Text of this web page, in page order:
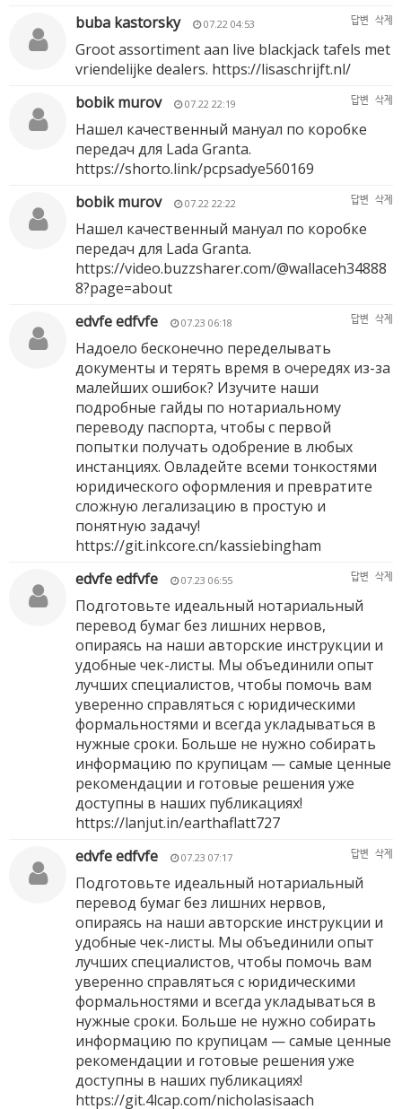
buba kastorsky
07.22 04:53 답변 삭제
Groot assortiment aan live blackjack tafels met
vriendelijke dealers. https://lisaschrijft.nl/
bobik murov
07.22 22:19 답변 삭제
Нашел качественный мануал по коробке
передач для Lada Granta.
https://shorto.link/pcpsadye560169
bobik murov
07.22 22:22 답변 삭제
Нашел качественный мануал по коробке
передач для Lada Granta.
https://video.buzzsharer.com/@wallaceh34888
8?page=about
edvfe edfvfe
07.23 06:18 답변 삭제
Надоело бесконечно переделывать
документы и терять время в очередях из-за
малейших ошибок? Изучите наши
подробные гайды по нотариальному
переводу паспорта, чтобы с первой
попытки получать одобрение в любых
инстанциях. Овладейте всеми тонкостями
юридического оформления и превратите
сложную легализацию в простую и
понятную задачу!
https://git.inkcore.cn/kassiebingham
edvfe edfvfe
07.23 06:55 답변 삭제
Подготовьте идеальный нотариальный
перевод бумаг без лишних нервов,
опираясь на наши авторские инструкции и
удобные чек-листы. Мы объединили опыт
лучших специалистов, чтобы помочь вам
уверенно справляться с юридическими
формальностями и всегда укладываться в
нужные сроки. Больше не нужно собирать
информацию по крупицам — самые ценные
рекомендации и готовые решения уже
доступны в наших публикациях!
https://lanjut.in/earthaflatt727
edvfe edfvfe
07.23 07:17 답변 삭제
Подготовьте идеальный нотариальный
перевод бумаг без лишних нервов,
опираясь на наши авторские инструкции и
удобные чек-листы. Мы объединили опыт
лучших специалистов, чтобы помочь вам
уверенно справляться с юридическими
формальностями и всегда укладываться в
нужные сроки. Больше не нужно собирать
информацию по крупицам — самые ценные
рекомендации и готовые решения уже
доступны в наших публикациях!
https://git.4lcap.com/nicholasisaach